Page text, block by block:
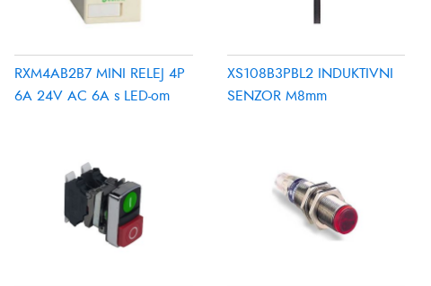
RXM4AB2B7 MINI RELEJ 4P
6A 24V AC 6A s LED-om
XS108B3PBL2 INDUKTIVNI
SENZOR M8mm